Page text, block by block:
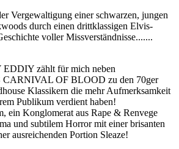
Vergewaltigung einer schwarzen, jungen
durch einen drittklassigen Elvis-
voller Missverständnisse.......
zählt für mich neben
OF BLOOD zu den 70ger
Klassikern die mehr Aufmerksamkeit
Publikum verdient haben!
ein Konglomerat aus Rape & Renvege
und subtilem Horror mit einer brisanten
ausreichenden Portion Sleaze!